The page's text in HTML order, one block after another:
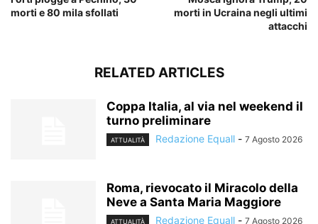
morti e 80 mila sfollati
morti in Ucraina negli ultimi
attacchi
RELATED ARTICLES
Coppa Italia, al via nel weekend il
turno preliminare
ATTUALITÀ Redazione Equall - 7 Agosto 2026
Roma, rievocato il Miracolo della
Neve a Santa Maria Maggiore
ATTUALITÀ Redazione Equall - 7 Agosto 2026